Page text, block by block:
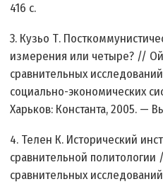
416 с.
3. Кузьо Т.
измерения или четыре? //
сравнительных
социально-экономических
Харьков: Константа, 2005. —
4. Телен К. Исторический
сравнительной
сравнительных